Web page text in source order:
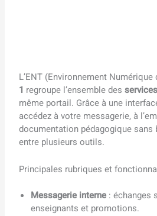
L’ENT (Environnement Numérique
1 regroupe l’ensemble des
même portail. Grâce à une
accédez à votre messagerie, à
documentation pédagogique
entre plusieurs outils.
Principales rubriques et
Messagerie interne : échanges
enseignants et promotions.